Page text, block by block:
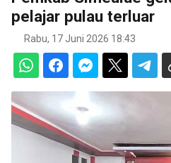
pelajar pulau terluar
Rabu, 17 Juni 2026 18:43